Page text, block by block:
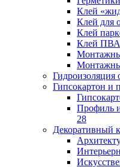
Клей
Клей для
Клей
Клей ПВА
Гидроизоляция
Гипсокартон и
Профиль
28
Декоративный